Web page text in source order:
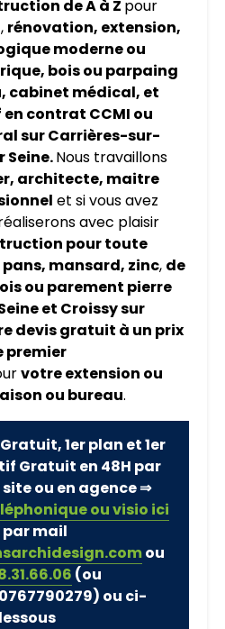
de A à Z pour
, rénovation, extension,
moderne ou
bois ou parpaing
cabinet médical, et
contrat CCMI ou
surCarrières-sur-
Seine.Nous travaillons
architecte, maitre
et si vous avez
avec plaisir
pour toute
mansard, zinc, de
ou parement pierre
et Croissy sur
devis gratuit à un prix
premier
votre extension ou
ou bureau.
1er plan et 1er
Gratuit en 48H par
ou en agence ⇒
ou visio ici
par mail
ou
(ou
ou ci-